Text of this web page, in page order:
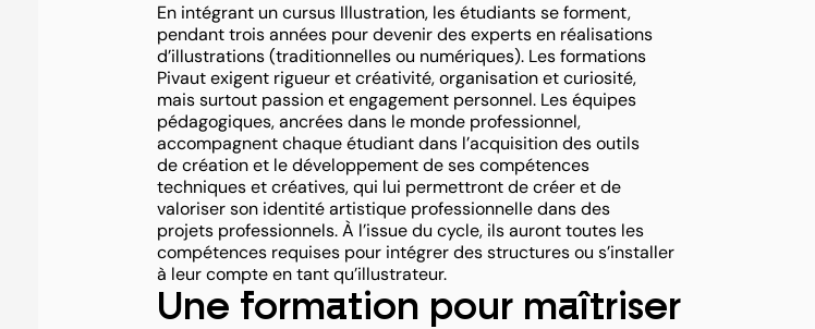
En intégrant un cursus Illustration, les étudiants se forment,
pendant trois années pour devenir des experts en réalisations
d’illustrations (traditionnelles ou numériques). Les formations
Pivaut exigent rigueur et créativité, organisation et curiosité,
mais surtout passion et engagement personnel. Les équipes
pédagogiques, ancrées dans le monde professionnel,
accompagnent chaque étudiant dans l’acquisition des outils
de création et le développement de ses compétences
techniques et créatives, qui lui permettront de créer et de
valoriser son identité artistique professionnelle dans des
projets professionnels. À l’issue du cycle, ils auront toutes les
compétences requises pour intégrer des structures ou s’installer
à leur compte en tant qu’illustrateur.
Une formation pour maîtriser